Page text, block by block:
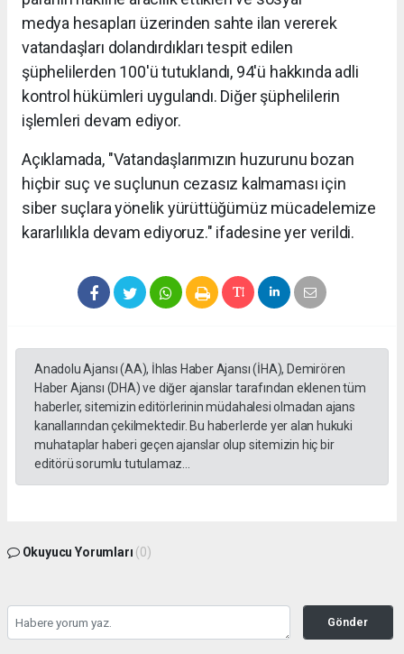
medya hesapları üzerinden sahte ilan vererek
vatandaşları dolandırdıkları tespit edilen
şüphelilerden 100'ü tutuklandı, 94'ü hakkında adli
kontrol hükümleri uygulandı. Diğer şüphelilerin
işlemleri devam ediyor.
Açıklamada, "Vatandaşlarımızın huzurunu bozan
hiçbir suç ve suçlunun cezasız kalmaması için
siber suçlara yönelik yürüttüğümüz mücadelemize
kararlılıkla devam ediyoruz." ifadesine yer verildi.
Anadolu Ajansı (AA), İhlas Haber Ajansı (İHA), Demirören
Haber Ajansı (DHA) ve diğer ajanslar tarafından eklenen tüm
haberler, sitemizin editörlerinin müdahalesi olmadan ajans
kanallarından çekilmektedir. Bu haberlerde yer alan hukuki
muhataplar haberi geçen ajanslar olup sitemizin hiç bir
editörü sorumlu tutulamaz...
Okuyucu Yorumları (0)
Gönder